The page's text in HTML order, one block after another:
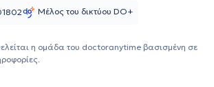
Ψυχοθεραπειών του Ελληνικού Κέντρου
Εκπαίδευση Αχαΐας και σε
Εκπαίδευσης (δημόσιους & ιδιωτικούς
Μέλος του δικτύου DO+
η ομάδα του doctoranytime βασισμένη σε